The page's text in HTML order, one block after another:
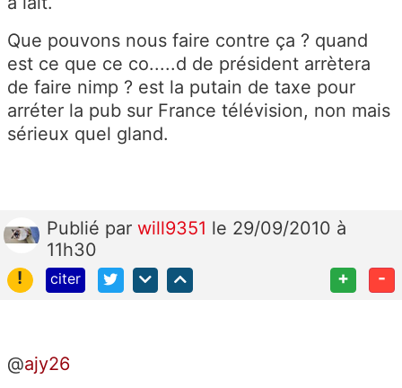
Que pouvons nous faire contre ça ? quand
est ce que ce co.....d de président arrètera
de faire nimp ? est la putain de taxe pour
arréter la pub sur France télévision, non mais
sérieux quel gland.
Publié par will9351 le 29/09/2010 à
11h30
!
citer + -
@ajy26